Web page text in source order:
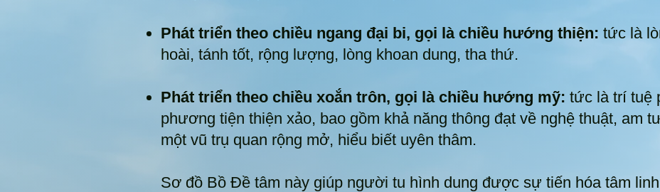
Phát triển theo chiều ngang đại bi, gọi là chiều hướng thiện: tức là
hoài, tánh tốt, rộng lượng, lòng khoan dung, tha thứ.
Phát triển theo chiều xoắn trôn, gọi là chiều hướng mỹ: tức là trí tuệ
phương tiện thiện xảo, bao gồm khả năng thông đạt về nghệ thuật, am
một vũ trụ quan rộng mở, hiểu biết uyên thâm.
Sơ đồ Bồ Đề tâm này giúp người tu hình dung được sự tiến hóa tâm